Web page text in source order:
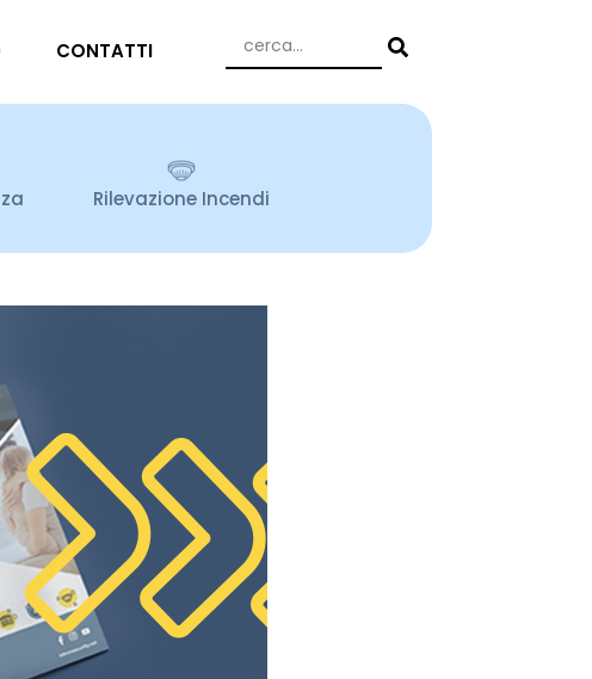
CONTATTI
Rilevazione Incendi